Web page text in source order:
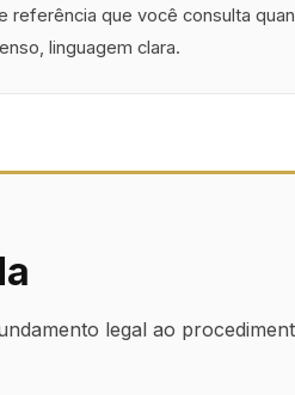
referência que você consulta
linguagem clara.
legal ao